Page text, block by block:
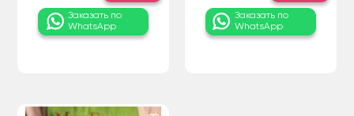
Заказать по
WhatsApp
Заказать по
WhatsApp